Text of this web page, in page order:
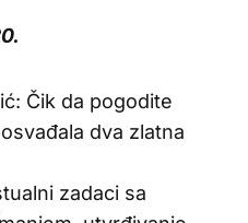
Čik da pogodite
dva zlatna
zadaci sa